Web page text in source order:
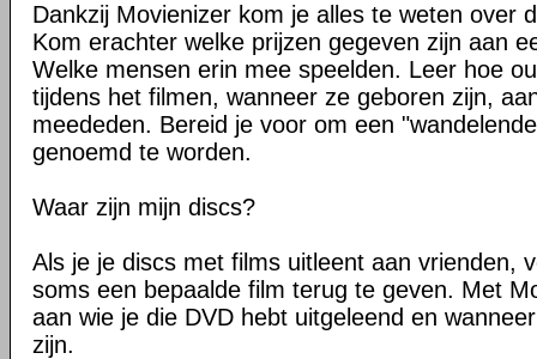
Dankzij Movienizer kom je alles te weten over
Kom erachter welke prijzen gegeven zijn aan
Welke mensen erin mee speelden. Leer hoe
tijdens het filmen, wanneer ze geboren zijn,
meededen. Bereid je voor om een
genoemd te worden.
Waar zijn mijn discs?
Als je je discs met films uitleent aan vrienden,
soms een bepaalde film terug te geven. Met
aan wie je die DVD hebt uitgeleend en
zijn.